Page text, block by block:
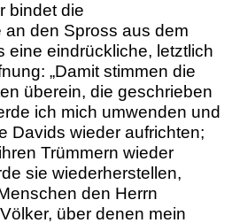
bindet die
den Spross aus dem
eine eindrückliche, letztlich
„Damit stimmen die
überein, die geschrieben
ich mich umwenden und
Davids wieder aufrichten;
Trümmern wieder
sie wiederherstellen,
den Herrn
über denen mein